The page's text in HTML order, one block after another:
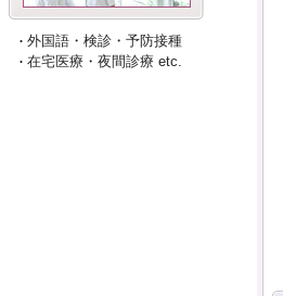
外国語・検診・予防接種
在宅医療・夜間診療 etc.